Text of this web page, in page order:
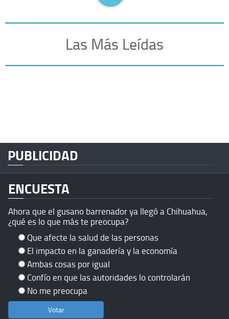
Las Más Leídas
PUBLICIDAD
ENCUESTA
Ahora que el gusano barrenador ya llegó a Chihuahua,
¿qué es lo que más te preocupa?
Que afecte la salud de las personas
El impacto en la ganadería y la economía
Ambas cosas por igual
Confío en que las autoridades lo controlarán
No me preocupa